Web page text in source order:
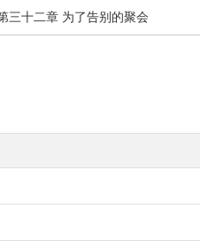
三十二章 为了告别的聚会